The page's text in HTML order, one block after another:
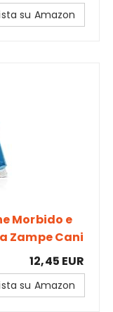
su Amazon
Morbido e
Zampe Cani
12,45 EUR
su Amazon